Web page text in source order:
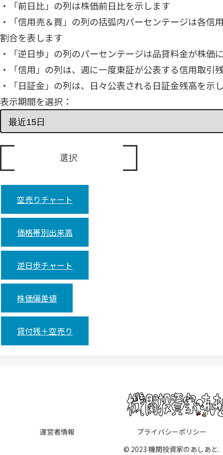
・「前日比」の列は株価前日比を示します
・「信用売＆買」の列の括弧内パーセンテージは各信
割合を表します
・「逆日歩」の列のパーセンテージは品貸料金が株価
・「信用」の列は、週に一度東証が公表する信用取引
・「日証金」の列は、日々公表される日証金残高を示
表示期間を選択：
空売りチャート
価格帯別出来高
逆日歩チャート
株価偏差値
貸付残＋空売り
運営者情報
プライバシーポリシー
© 2023 機関投資家のあしあと.